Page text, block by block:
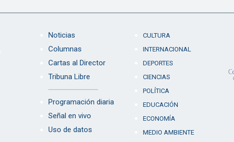
Noticias
Columnas
Cartas al Director
Tribuna Libre
Programación diaria
Señal en vivo
Uso de datos
CULTURA
INTERNACIONAL
DEPORTES
CIENCIAS
POLÍTICA
EDUCACIÓN
ECONOMÍA
MEDIO AMBIENTE